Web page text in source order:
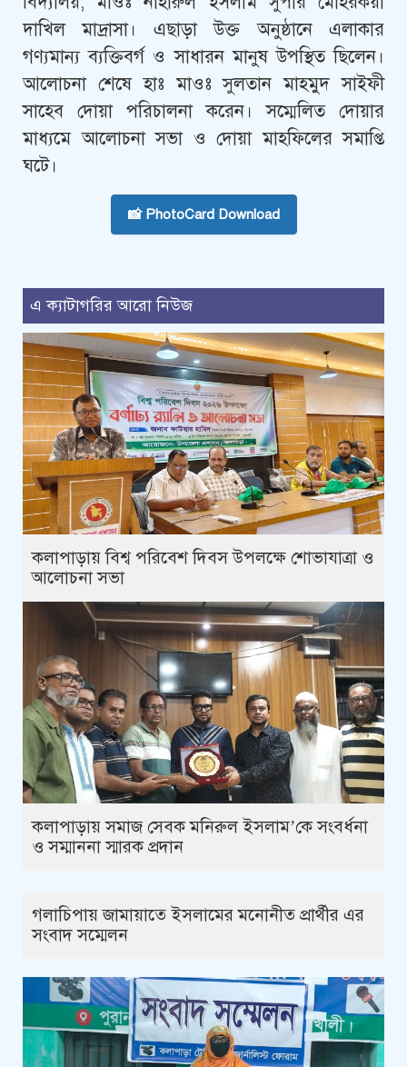
দাখিল মাদ্রাসা। এছাড়া উক্ত অনুষ্ঠানে এলাকার
গণ্যমান্য ব্যক্তিবর্গ ও সাধারন মানুষ উপস্থিত ছিলেন।
আলোচনা শেষে হাঃ মাওঃ সুলতান মাহমুদ সাইফী
সাহেব দোয়া পরিচালনা করেন। সম্মেলিত দোয়ার
মাধ্যমে আলোচনা সভা ও দোয়া মাহফিলের সমাপ্তি
ঘটে।
📸 PhotoCard Download
এ ক্যাটাগরির আরো নিউজ
কলাপাড়ায় বিশ্ব পরিবেশ দিবস উপলক্ষে শোভাযাত্রা ও
আলোচনা সভা
কলাপাড়ায় সমাজ সেবক মনিরুল ইসলাম’কে সংবর্ধনা
ও সম্মাননা স্মারক প্রদান
গলাচিপায় জামায়াতে ইসলামের মনোনীত প্রার্থীর এর
সংবাদ সম্মেলন